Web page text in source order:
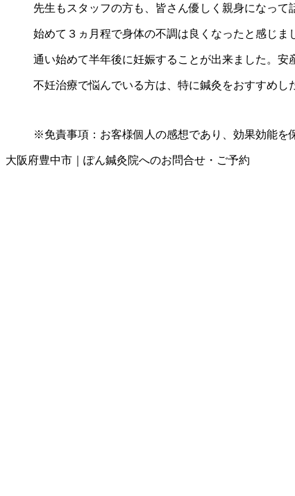
先生もスタッフの方も、皆さん優しく親身になって
始めて３ヵ月程で身体の不調は良くなったと感じま
通い始めて半年後に妊娠することが出来ました。安
不妊治療で悩んでいる方は、特に鍼灸をおすすめ
※免責事項：お客様個人の感想であり、効果効能を
大阪府豊中市｜ぽん鍼灸院へのお問合せ・ご予約